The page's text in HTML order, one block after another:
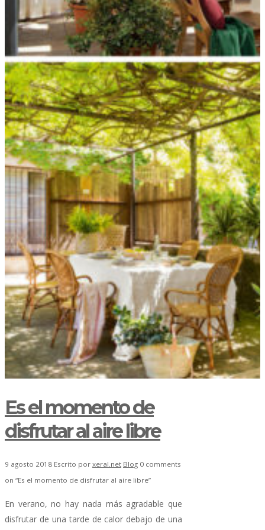
Es el momento de
disfrutar al aire libre
9 agosto 2018 Escrito por xeral.net Blog 0 comments
on “Es el momento de disfrutar al aire libre”
En verano, no hay nada más agradable que
disfrutar de una tarde de calor debajo de una